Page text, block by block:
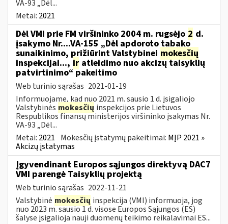
VA-93 „Dėl...
Metai: 2021
Dėl VMI prie FM viršininko 2004 m. rugsėjo 2 d.
įsakymo Nr....VA-155 „Dėl apdoroto tabako
sunaikinimo, prižiūrint Valstybinei mokesčių
inspekcijai..., ir atleidimo nuo akcizų taisyklių
patvirtinimo“ pakeitimo
Web turinio sąrašas 2021-01-19
Informuojame, kad nuo 2021 m. sausio 1 d. įsigaliojo
Valstybinės mokesčių inspekcijos prie Lietuvos
Respublikos finansų ministerijos viršininko įsakymas Nr.
VA-93 „Dėl...
Metai: 2021 Mokesčių įstatymų pakeitimai: MĮP 2021 »
Akcizų įstatymas
Įgyvendinant Europos sąjungos direktyvą DAC7
VMI parengė Taisyklių projektą
Web turinio sąrašas 2022-11-21
Valstybinė mokesčių inspekcija (VMI) informuoja, jog
nuo 2023 m. sausio 1 d. visose Europos Sąjungos (ES)
šalyse įsigalioja nauji duomenų teikimo reikalavimai ES...